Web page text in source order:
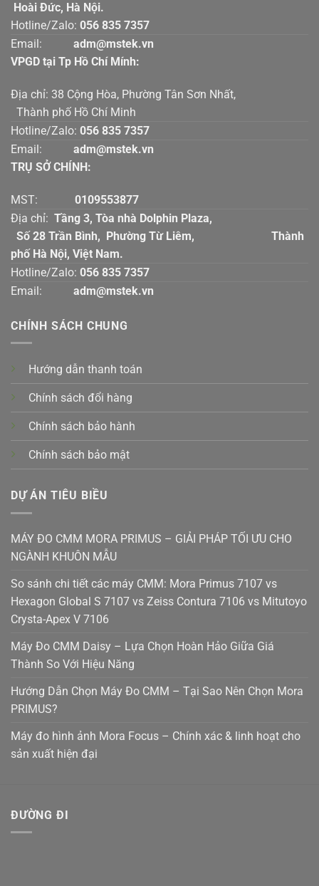
Hoài Đức, Hà Nội.
Hotline/Zalo: 056 835 7357
Email:
adm@mstek.vn
VPGD tại Tp Hồ Chí Mính:
Địa chỉ: 38 Cộng Hòa, Phường Tân Sơn Nhất,
Thành phố Hồ Chí Minh
Hotline/Zalo: 056 835 7357
Email:
adm@mstek.vn
TRỤ SỞ CHÍNH:
MST: 0109553877
Địa chỉ: Tầng 3, Tòa nhà Dolphin Plaza,
Số 28 Trần Bình, Phường Từ Liêm, Thành
phố Hà Nội, Việt Nam.
Hotline/Zalo: 056 835 7357
Email:
adm@mstek.vn
CHÍNH SÁCH CHUNG
Hướng dẫn thanh toán
Chính sách đổi hàng
Chính sách bảo hành
Chính sách bảo mật
DỰ ÁN TIÊU BIỀU
MÁY ĐO CMM MORA PRIMUS – GIẢI PHÁP TỐI ƯU CHO
NGÀNH KHUÔN MẪU
So sánh chi tiết các máy CMM: Mora Primus 7107 vs
Hexagon Global S 7107 vs Zeiss Contura 7106 vs Mitutoyo
Crysta-Apex V 7106
Máy Đo CMM Daisy – Lựa Chọn Hoàn Hảo Giữa Giá
Thành So Với Hiệu Năng
Hướng Dẫn Chọn Máy Đo CMM – Tại Sao Nên Chọn Mora
PRIMUS?
Máy đo hình ảnh Mora Focus – Chính xác & linh hoạt cho
sản xuất hiện đại
ĐƯỜNG ĐI